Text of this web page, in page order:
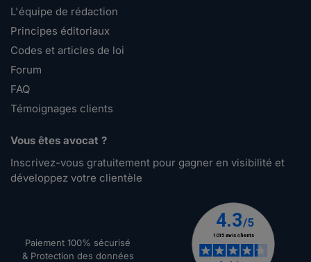
L'équipe de rédaction
Principes éditoriaux
Codes et articles de loi
Forum
FAQ
Témoignages clients
Vous êtes avocat ?
Inscrivez-vous gratuitement pour gagner en visibilité et
développez votre clientèle
Paiement 100% sécurisé
& Protection des données